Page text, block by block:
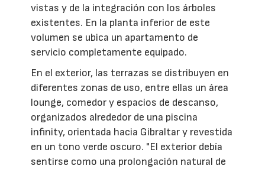
vistas y de la integración con los árboles
existentes. En la planta inferior de este
volumen se ubica un apartamento de
servicio completamente equipado.
En el exterior, las terrazas se distribuyen en
diferentes zonas de uso, entre ellas un área
lounge, comedor y espacios de descanso,
organizados alrededor de una piscina
infinity, orientada hacia Gibraltar y revestida
en un tono verde oscuro. "El exterior debía
sentirse como una prolongación natural de